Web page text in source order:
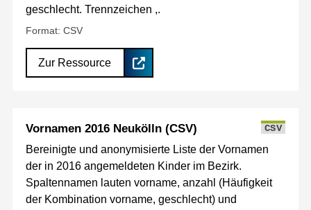
geschlecht. Trennzeichen ,.
Format: CSV
Zur Ressource
Vornamen 2016 Neukölln (CSV) CSV
Bereinigte und anonymisierte Liste der Vornamen
der in 2016 angemeldeten Kinder im Bezirk.
Spaltennamen lauten vorname, anzahl (Häufigkeit
der Kombination vorname, geschlecht) und